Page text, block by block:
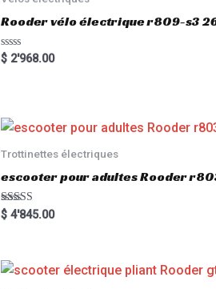
Rooder vélo électrique r809-s3
R
a
o
u
o
f
$2'968.00
Trottinettes électriques
escooter pour adultes Rooder
Rated
5.00
$4'845.00